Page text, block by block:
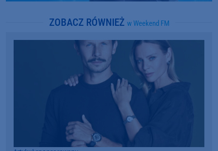
ZOBACZ RÓWNIEŻ w Weekend FM